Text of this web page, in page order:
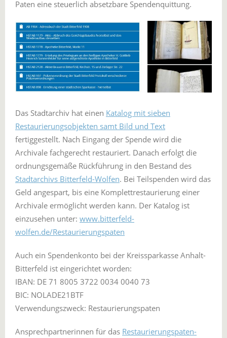
Paten eine steuerlich absetzbare Spendenquittung.
Das Stadtarchiv hat einen Katalog mit sieben
Restaurierungsobjekten samt Bild und Text
fertiggestellt. Nach Eingang der Spende wird die
Archivale fachgerecht restauriert. Danach erfolgt die
ordnungsgemäße Rückführung in den Bestand des
Stadtarchivs Bitterfeld-Wolfen. Bei Teilspenden wird das
Geld angespart, bis eine Komplettrestaurierung einer
Archivale ermöglicht werden kann. Der Katalog ist
einzusehen unter: www.bitterfeld-
wolfen.de/Restaurierungspaten
Auch ein Spendenkonto bei der Kreissparkasse Anhalt-
Bitterfeld ist eingerichtet worden:
IBAN: DE 71 8005 3722 0034 0040 73
BIC: NOLADE21BTF
Verwendungszweck: Restaurierungspaten
Ansprechpartnerinnen für das Restaurierungspaten-